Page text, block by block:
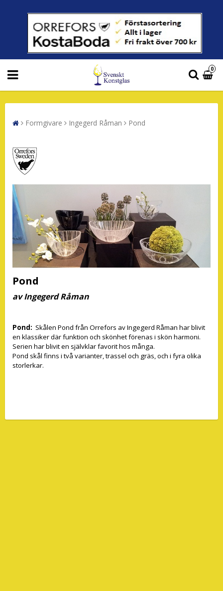
0
Formgivare Ingegerd Råman Pond
Pond
av Ingegerd Råman
Pond: Skålen Pond från Orrefors av Ingegerd Råman har blivit
en klassiker där funktion och skönhet förenas i skön harmoni.
Serien har blivit en självklar favorit hos många.
Pond skål finns i två varianter, trassel och gräs, och i fyra olika
storlerkar.